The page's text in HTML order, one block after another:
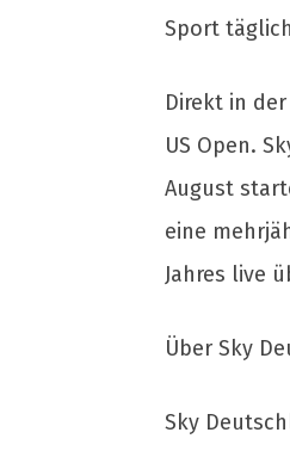
Sport
Direkt in
US Open.
August
eine
Jahres live
Über Sky
Sky